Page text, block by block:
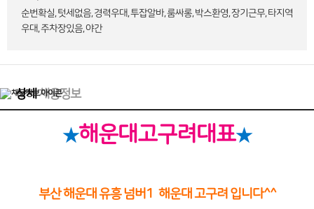
순번확실, 텃세없음, 경력우대, 투잡알바, 룸싸롱, 박스환영, 장기근무, 타지역
우대, 주차장있음, 야간
상세채용정보
★해운대고구려대표★
부산 해운대 유흥 넘버1 해운대 고구려 입니다^^